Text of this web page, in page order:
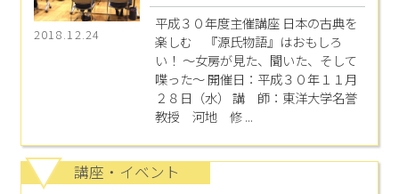
2018.12.24
平成３０年度主催講座 日本の古典を
楽しむ 『源氏物語』はおもしろ
い！ ～女房が見た、聞いた、そして
喋った～ 開催日：平成３０年１１月
２８日（水） 講 師：東洋大学名誉
教授 河地 修 ...
講座・イベント